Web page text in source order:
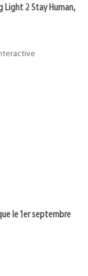
Light 2 Stay Human,
le 1er septembre